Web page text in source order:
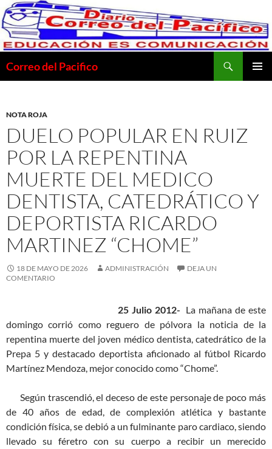
Saltar
al
contenido
Correo del Pacifico
NOTA ROJA
DUELO POPULAR EN RUIZ
POR LA REPENTINA
MUERTE DEL MEDICO
DENTISTA, CATEDRÁTICO Y
DEPORTISTA RICARDO
MARTINEZ “CHOME”
18 DE MAYO DE 2026 ADMINISTRACIÓN
DEJA UN
COMENTARIO
25 Julio 2012- La mañana de este
domingo corrió como reguero de pólvora la noticia de la
repentina muerte del joven médico dentista, catedrático de la
Prepa 5 y destacado deportista aficionado al fútbol Ricardo
Martínez Mendoza, mejor conocido como “Chome”.
Según trascendió, el deceso de este personaje de poco más
de 40 años de edad, de complexión atlética y bastante
condición física, se debió a un fulminante paro cardiaco, siendo
llevado su féretro con su cuerpo a recibir un merecido